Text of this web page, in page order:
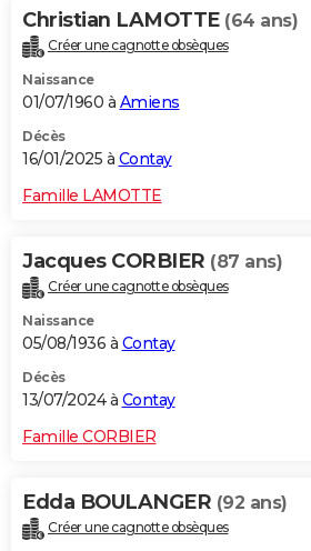
CARTE DE VOEUX
Carte de Noël
Carte Bonne année
Carte Saint-Valentin
Carte Pâques
Carte d'anniversaire
DICTIONNAIRE
Dictionnaire
Biographies
Citations
Expressions
Proverbes
PROGRAMME TV
COPAINS D'AVANT
S'inscrire
Se connecter
Lycées
Collèges
Primaires
Universités
Entreprises
Service militaire
Avis de recherche
AVIS DE DÉCÈS
Bricolage
Lifestyle
Culture
Sport
Auto
Television
Voyage
Cinema
Christian LAMOTTE (64 ans)
Créer une cagnotte obsèques
Naissance
01/07/1960 à Amiens
Décès
16/01/2025 à Contay
Famille LAMOTTE
Jacques CORBIER (87 ans)
Créer une cagnotte obsèques
Naissance
05/08/1936 à Contay
Décès
13/07/2024 à Contay
Famille CORBIER
Edda BOULANGER (92 ans)
Créer une cagnotte obsèques